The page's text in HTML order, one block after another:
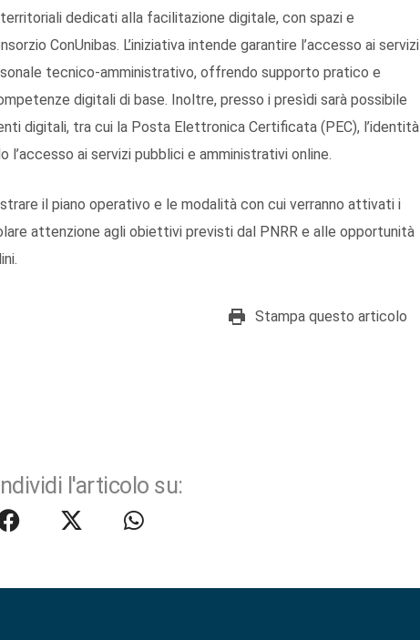
dedicati alla facilitazione digitale, con spazi e
ConUnibas. L’iniziativa intende garantire l’accesso ai servizi
tecnico-amministrativo, offrendo supporto pratico e
digitali di base. Inoltre, presso i presìdi sarà possibile
digitali, tra cui la Posta Elettronica Certificata (PEC), l’identità
ai servizi pubblici e amministrativi online.
il piano operativo e le modalità con cui verranno attivati i
attenzione agli obiettivi previsti dal PNRR e alle opportunità
Stampa questo articolo
l'articolo su: